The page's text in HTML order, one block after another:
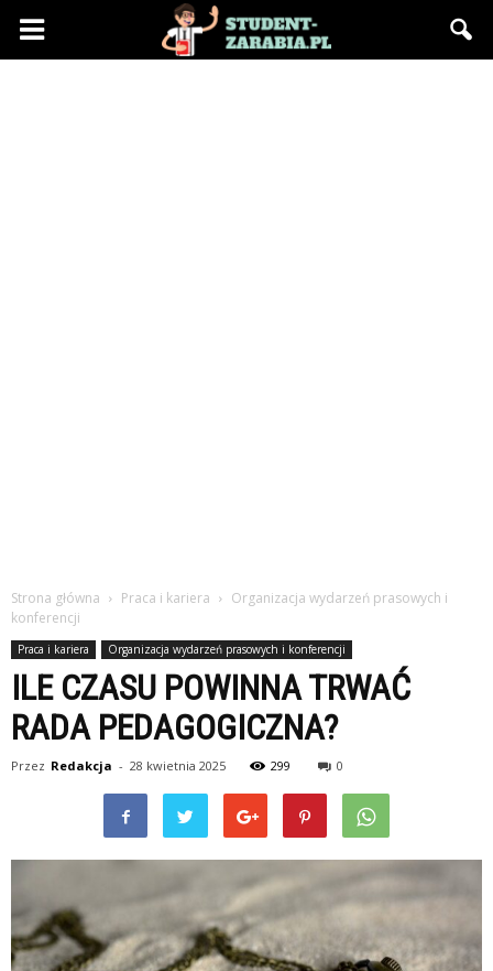
Blog
Strona główna Praca i kariera
Organizacja wydarzeń prasowych i
konferencji
Praca i kariera Organizacja wydarzeń prasowych i konferencji
ILE CZASU POWINNA TRWAĆ
RADA PEDAGOGICZNA?
Przez Redakcja - 28 kwietnia 2025 299 0